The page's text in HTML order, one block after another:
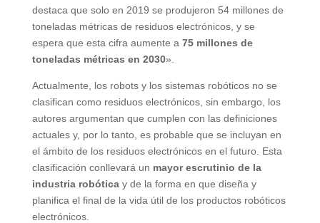
destaca que solo en 2019 se produjeron 54 millones de
toneladas métricas de residuos electrónicos, y se
espera que esta cifra aumente a 75 millones de
toneladas métricas en 2030».
Actualmente, los robots y los sistemas robóticos no se
clasifican como residuos electrónicos, sin embargo, los
autores argumentan que cumplen con las definiciones
actuales y, por lo tanto, es probable que se incluyan en
el ámbito de los residuos electrónicos en el futuro. Esta
clasificación conllevará un mayor escrutinio de la
industria robóticay de la forma en que diseña y
planifica el final de la vida útil de los productos robóticos
electrónicos.